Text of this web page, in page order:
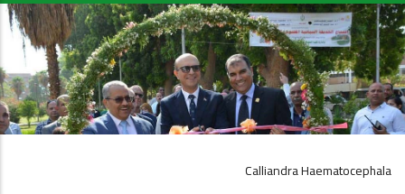
Calliandra Haematocephala